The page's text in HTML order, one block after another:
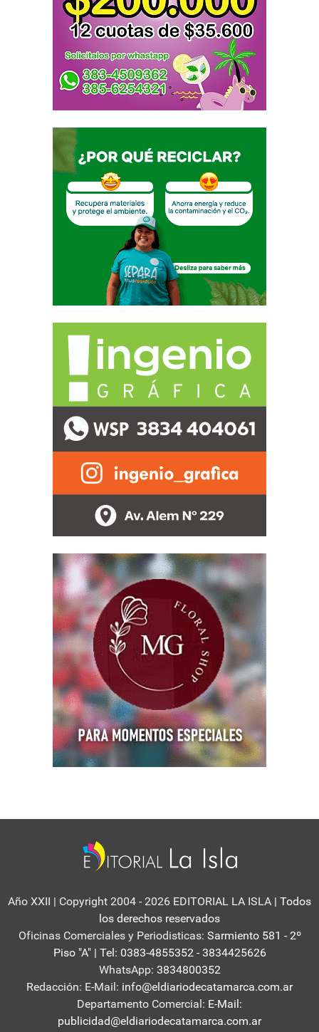
Año XXII | Copyright 2004 - 2026 EDITORIAL LA ISLA | Todos
los derechos reservados
Oficinas Comerciales y Periodisticas: Sarmiento 581 - 2º
Piso "A" | Tel: 0383-4855352 - 3834425626
WhatsApp: 3834800352
Redacción: E-Mail: info@eldiariodecatamarca.com.ar
Departamento Comercial: E-Mail:
publicidad@eldiariodecatamarca.com.ar